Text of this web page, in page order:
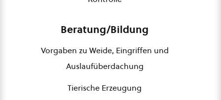
Beratung/Bildung
Vorgaben zu Weide, Eingriffen und
Auslaufüberdachung
Tierische Erzeugung